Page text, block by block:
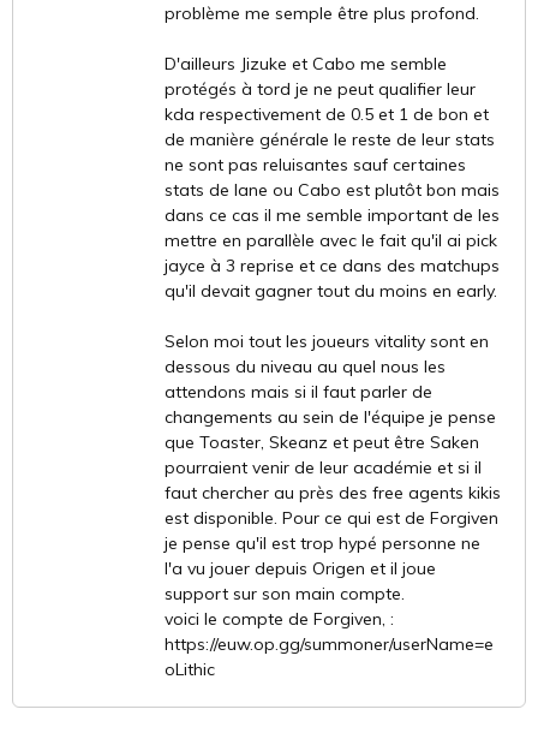
problème me semple être plus profond.
D'ailleurs Jizuke et Cabo me semble
protégés à tord je ne peut qualifier leur
kda respectivement de 0.5 et 1 de bon et
de manière générale le reste de leur stats
ne sont pas reluisantes sauf certaines
stats de lane ou Cabo est plutôt bon mais
dans ce cas il me semble important de les
mettre en parallèle avec le fait qu'il ai pick
jayce à 3 reprise et ce dans des matchups
qu'il devait gagner tout du moins en early.
Selon moi tout les joueurs vitality sont en
dessous du niveau au quel nous les
attendons mais si il faut parler de
changements au sein de l'équipe je pense
que Toaster, Skeanz et peut être Saken
pourraient venir de leur académie et si il
faut chercher au près des free agents kikis
est disponible. Pour ce qui est de Forgiven
je pense qu'il est trop hypé personne ne
l'a vu jouer depuis Origen et il joue
support sur son main compte.
voici le compte de Forgiven, :
https://euw.op.gg/summoner/userName=e
oLithic